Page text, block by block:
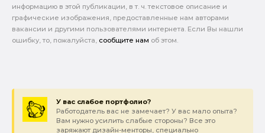
информацию в этой публикации, в т. ч. текстовое описание и
графические изображения, предоставленные нам авторами
вакансии и другими пользователями интернета. Если Вы нашли
ошибку, то, пожалуйста, сообщите нам об этом.
У вас слабое портфолио?
Работодатель вас не замечает? У вас мало опыта?
Вам нужно усилить слабые стороны? Все это
заряжают дизайн-менторы, специально